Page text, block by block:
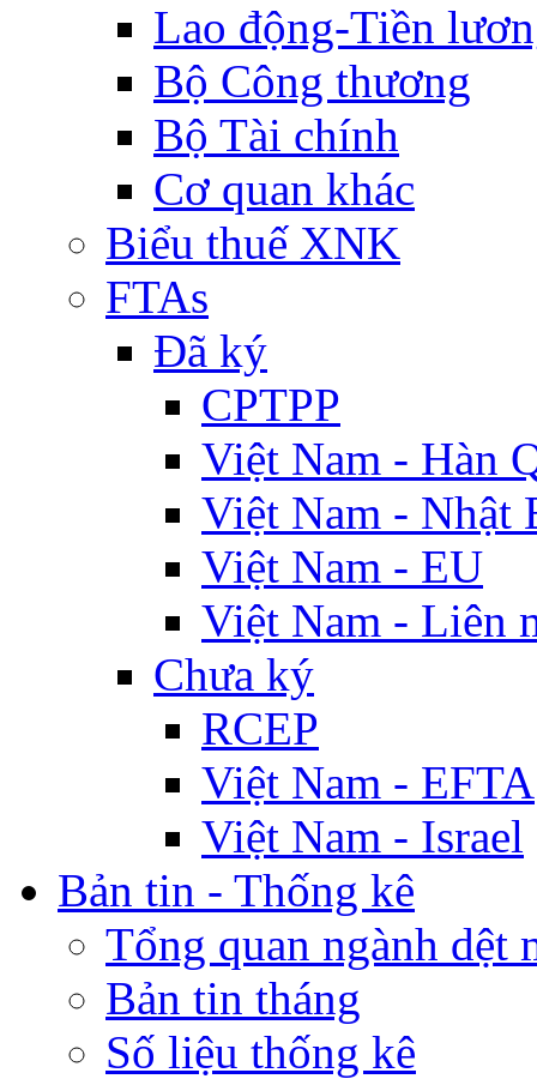
Lao động-Tiền
Bộ Công thương
Bộ Tài chính
Cơ quan khác
Biểu thuế XNK
FTAs
Đã ký
CPTPP
Việt Nam - Hàn
Việt Nam - Nhật
Việt Nam - EU
Việt Nam - Liên
Chưa ký
RCEP
Việt Nam - EFTA
Việt Nam - Israel
Bản tin - Thống kê
Tổng quan ngành dệt
Bản tin tháng
Số liệu thống kê